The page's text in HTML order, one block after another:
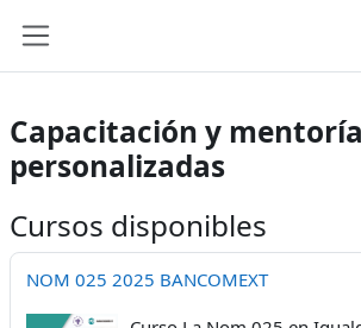
Capacitación y
personalizadas
Cursos disponibles
NOM 025 2025 BANCOMEXT